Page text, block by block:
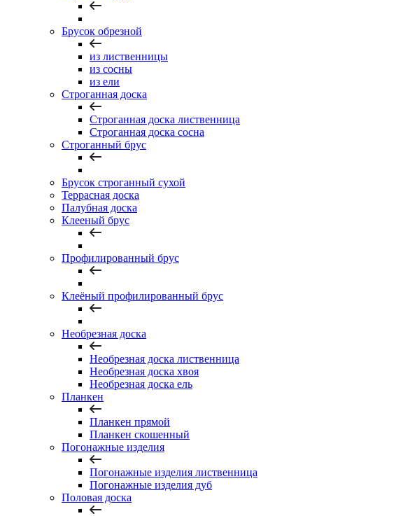
Брусок обрезной
из лиственницы
из сосны
из ели
Строганная доска
Строганная доска лиственница
Строганная доска сосна
Строганный брус
Брусок строганный сухой
Террасная доска
Палубная доска
Клееный брус
Профилированный брус
Клеёный профилированный брус
Необрезная доска
Необрезная доска лиственница
Необрезная доска хвоя
Необрезная доска ель
Планкен
Планкен прямой
Планкен скошенный
Погонажные изделия
Погонажные изделия лиственница
Погонажные изделия дуб
Половая доска